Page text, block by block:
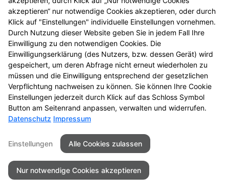
Zu LINDA. Hilft.
Seitenübersicht Kontakt
Impressum
Datenschutz
Barrierefreiheit
© 2026 Luther King Apotheke
akzeptieren“ nur notwendige Cookies akzeptieren, oder durch
Klick auf "Einstellungen" individuelle Einstellungen vornehmen.
Durch Nutzung dieser Website geben Sie in jedem Fall Ihre
Einwilligung zu den notwendigen Cookies. Die
Einwilligungserklärung (des Nutzers, bzw. dessen Gerät) wird
gespeichert, um deren Abfrage nicht erneut wiederholen zu
müssen und die Einwilligung entsprechend der gesetzlichen
Verpflichtung nachweisen zu können. Sie können Ihre Cookie
Einstellungen jederzeit durch Klick auf das Schloss Symbol
Button am Seitenrand anpassen, verwalten und widerrufen.
Datenschutz Impressum
Einstellungen Alle Cookies zulassen
Nur notwendige Cookies akzeptieren